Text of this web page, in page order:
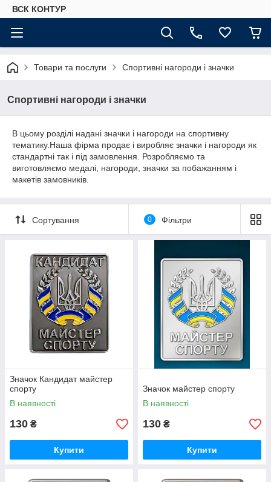
ВСК КОНТУР
Товари та послуги Спортивні нагороди і значки
Спортивні нагороди і значки
В цьому розділі надані значки і нагороди на спортивну
тематику.Наша фірма продає і виробляє значки і нагороди як
стандартні так і під замовлення. Розробляємо та
виготовляємо медалі, нагороди, значки за побажанням і
макетів замовників.
Сортування 0 Фільтри
Значок Кандидат майстер
спорту
В наявності
130 ₴
Купити
Значок майстер спорту
В наявності
130 ₴
Купити